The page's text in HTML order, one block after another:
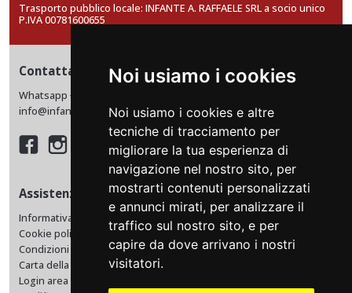
Noi usiamo i cookies
Noi usiamo i cookies e altre
tecniche di tracciamento per
migliorare la tua esperienza di
navigazione nel nostro sito, per
mostrarti contenuti personalizzati
e annunci mirati, per analizzare il
traffico sul nostro sito, e per
capire da dove arrivano i nostri
visitatori.
Trasporto pubblico locale: INFANTE A. RAFFAELE SRL a socio unico
P.IVA 00781600655
Contattaci
Whatsapp +39 0974 198 4230
info@infantebus.it
Assistenza
Informativa privacy
Cookie policy
Condizioni di vendita e trasporto
Carta della Mobilità
Login area riservata